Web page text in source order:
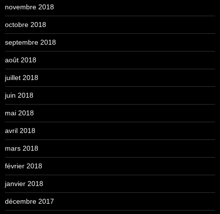
novembre 2018
octobre 2018
septembre 2018
août 2018
juillet 2018
juin 2018
mai 2018
avril 2018
mars 2018
février 2018
janvier 2018
décembre 2017